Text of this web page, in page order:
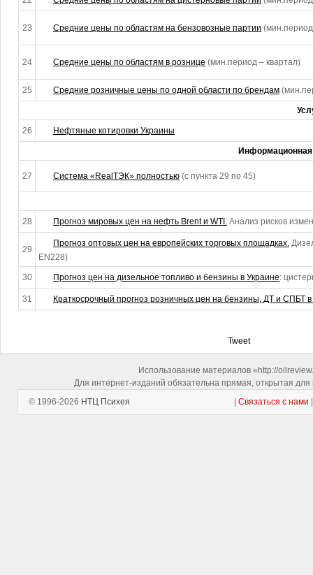
23 Средние цены по областям на бензовозные партии
24 Средние цены по областям в рознице (мин.период – квартал)
25 Средние розничные цены по одной области по брендам
26 Нефтяные котировки Украины
27 Система «RealТЭК» полностью (с пункта 29 по 45)
28 Прогноз мировых цен на нефть Brent и WTI. Анализ рисков
29
Прогноз оптовых цен на европейских торговых площадках.
EN228)
30 Прогноз цен на дизельное топливо и бензины в Украине:
31 Краткосрочный прогноз розничных цен на бензины, ДТ и СПБТ
Tweet
Использование материалов «http://
Для интернет-изданий обязательна прямая, открытая
© 1996-2026 НТЦ Психея Связаться с нами